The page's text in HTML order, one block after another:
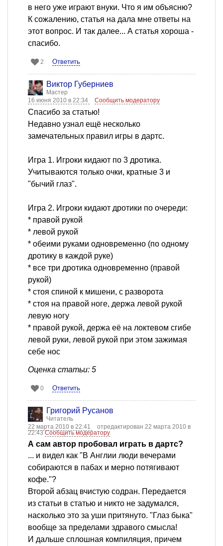
в него уже играют внуки. Что я им объясню?
К сожалению, статья на дала мне ответы на
этот вопрос. И так далее... А статья хороша -
спасибо.
2 Ответить
Виктор Губерниев
Мастер
16 июня 2010 в 22:34
Сообщить модератору
Спасибо за статью!
Недавно узнал ещё несколько
замечательных правил игры в дартс.
Игра 1. Игроки кидают по 3 дротика.
Учитываются только очки, кратные 3 и
"бычий глаз".
Игра 2. Игроки кидают дротики по очереди:
* правой рукой
* левой рукой
* обеими руками одновременно (по одному
дротику в каждой руке)
* все три дротика одновременно (правой
рукой)
* стоя спиной к мишени, с разворота
* стоя на правой ноге, держа левой рукой
левую ногу
* правой рукой, держа её на локтевом сгибе
левой руки, левой рукой при этом зажимая
себе нос
Оценка статьи: 5
0 Ответить
Григорий Русанов
Читатель
22 марта 2010 в 22:41
отредактирован 22 марта 2010 в
22:43Сообщить модератору
А сам автор пробовал играть в дартс?
... и видел как "В Англии люди вечерами
собираются в пабах и мерно потягивают
кофе."?
Второй абзац вчистую содран. Передается
из статьи в статью и никто не задумался,
насколько это за уши притянуто. "Глаз быка"
вообще за пределами здравого смысла!
И дальше сплошная компиляция, причем